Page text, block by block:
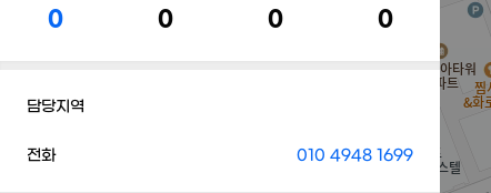
0 0 0 0
담당지역
전화 010 4948 1699